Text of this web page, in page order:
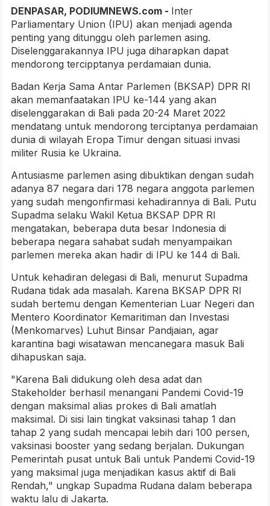
DENPASAR, PODIUMNEWS.com - Inter
Parliamentary Union (IPU) akan menjadi agenda
penting yang ditunggu oleh parlemen asing.
Diselenggarakannya IPU juga diharapkan dapat
mendorong tercipptanya perdamaian dunia.
Badan Kerja Sama Antar Parlemen (BKSAP) DPR RI
akan memanfaatakan IPU ke-144 yang akan
diselenggarakan di Bali pada 20-24 Maret 2022
mendatang untuk mendorong terciptanya perdamaian
dunia di wilayah Eropa Timur dengan situasi invasi
militer Rusia ke Ukraina.
Antusiasme parlemen asing dibuktikan dengan sudah
adanya 87 negara dari 178 negara anggota parlemen
yang sudah mengonfirmasi kehadirannya di Bali. Putu
Supadma selaku Wakil Ketua BKSAP DPR RI
mengatakan, beberapa duta besar Indonesia di
beberapa negara sahabat sudah menyampaikan
parlemen mereka akan hadir di IPU ke 144 di Bali.
Untuk kehadiran delegasi di Bali, menurut Supadma
Rudana tidak ada masalah. Karena BKSAP DPR RI
sudah bertemu dengan Kementerian Luar Negeri dan
Mentero Koordinator Kemaritiman dan Investasi
(Menkomarves) Luhut Binsar Pandjaian, agar
karantina bagi wisatawan mencanegara masuk Bali
dihapuskan saja.
"Karena Bali didukung oleh desa adat dan
Stakeholder berhasil menangani Pandemi Covid-19
dengan maksimal alias prokes di Bali amatlah
maksimal. Di sisi lain tingkat vaksinasi tahap 1 dan
tahap 2 yang sudah mencapai lebih dari 100 persen,
vaksinasi booster yang sedang berjalan. Dukungan
Pemerintah pusat untuk Bali untuk Pandemi Covid-19
yang maksimal juga menjadikan kasus aktif di Bali
Rendah," ungkap Supadma Rudana dalam beberapa
waktu lalu di Jakarta.